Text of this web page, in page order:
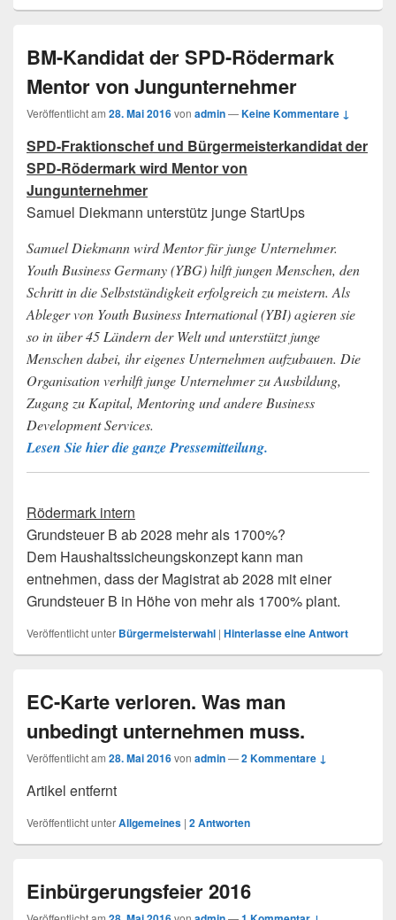
BM-Kandidat der SPD-Rödermark
Mentor von Jungunternehmer
Veröffentlicht am 28. Mai 2016von admin—Keine Kommentare ↓
SPD-Fraktionschef und Bürgermeisterkandidat der
SPD-Rödermark wird Mentor von
Jungunternehmer
Samuel Diekmann unterstütz junge StartUps
Samuel Diekmann wird Mentor für junge Unternehmer.
Youth Business Germany (YBG) hilft jungen Menschen, den
Schritt in die Selbstständigkeit erfolgreich zu meistern. Als
Ableger von Youth Business International (YBI) agieren sie
so in über 45 Ländern der Welt und unterstützt junge
Menschen dabei, ihr eigenes Unternehmen aufzubauen. Die
Organisation verhilft junge Unternehmer zu Ausbildung,
Zugang zu Kapital, Mentoring und andere Business
Development Services.
Lesen Sie hier die ganze Pressemitteilung.
Rödermark intern
Grundsteuer B ab 2028 mehr als 1700%?
Dem Haushaltssicheungskonzept kann man
entnehmen, dass der Magistrat ab 2028 mit einer
Grundsteuer B in Höhe von mehr als 1700% plant.
Veröffentlicht unter Bürgermeisterwahl | Hinterlasse eine Antwort
EC-Karte verloren. Was man
unbedingt unternehmen muss.
Veröffentlicht am 28. Mai 2016von admin—2 Kommentare ↓
Artikel entfernt
Veröffentlicht unterAllgemeines | 2Antworten
Einbürgerungsfeier 2016